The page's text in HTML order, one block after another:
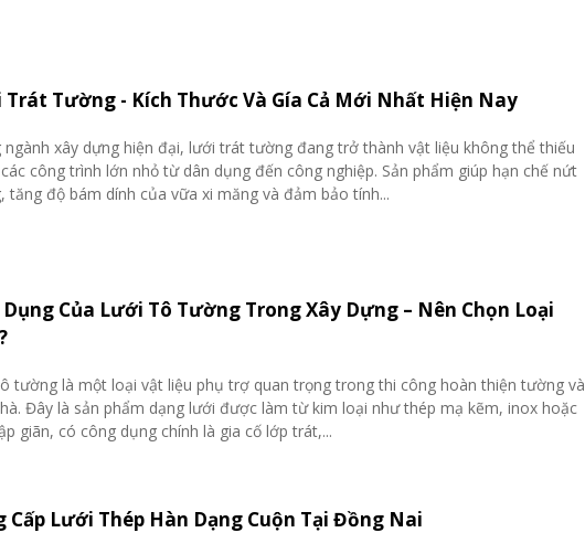
Trát Tường - Kích Thước Và Gía Cả Mới Nhất Hiện Nay
ngành xây dựng hiện đại, lưới trát tường đang trở thành vật liệu không thể thiếu
công trình lớn nhỏ từ dân dụng đến công nghiệp. Sản phẩm giúp hạn chế nứt
tăng độ bám dính của vữa xi măng và đảm bảo tính...
Của Lưới Tô Tường Trong Xây Dựng – Nên Chọn Loại
tường là một loại vật liệu phụ trợ quan trọng trong thi công hoàn thiện tường và
Đây là sản phẩm dạng lưới được làm từ kim loại như thép mạ kẽm, inox hoặc
giãn, có công dụng chính là gia cố lớp trát,...
Cấp Lưới Thép Hàn Dạng Cuộn Tại Đồng Nai